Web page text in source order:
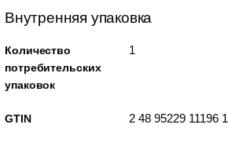
Внутренняя упаковка
Количество
потребительских
упаковок
1
GTIN 2 48 95229 11196 1